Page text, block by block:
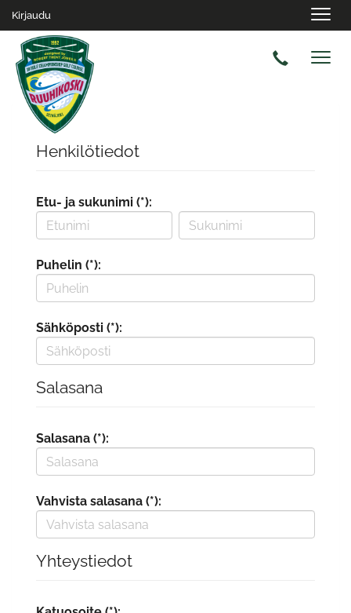
Kirjaudu
Henkilötiedot
Etu- ja sukunimi (*):
Puhelin (*):
Sähköposti (*):
Salasana
Salasana (*):
Vahvista salasana (*):
Yhteystiedot